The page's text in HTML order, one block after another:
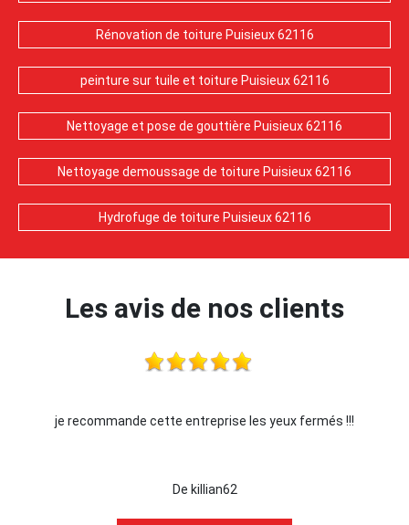
Rénovation de toiture Puisieux 62116
peinture sur tuile et toiture Puisieux 62116
Nettoyage et pose de gouttière Puisieux 62116
Nettoyage demoussage de toiture Puisieux 62116
Hydrofuge de toiture Puisieux 62116
Les avis de nos clients
Je recommande !!
De Ornella